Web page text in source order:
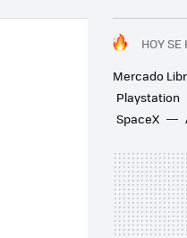
HOY SE
Mercado
Playstation
SpaceX